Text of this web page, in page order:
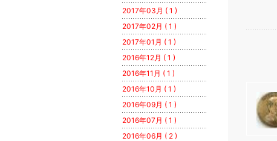
2017年03月 ( 1 )
2017年02月 ( 1 )
2017年01月 ( 1 )
2016年12月 ( 1 )
2016年11月 ( 1 )
2016年10月 ( 1 )
2016年09月 ( 1 )
2016年07月 ( 1 )
2016年06月 ( 2 )